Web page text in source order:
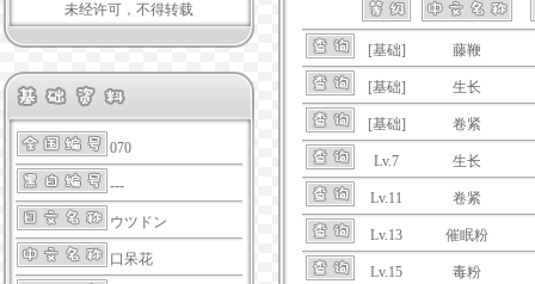
未经许可，不得转载
070
---
ウツドン
口呆花
[基础] 藤鞭
[基础] 生长
[基础] 卷紧
Lv.7 生长
Lv.11 卷紧
Lv.13 催眠粉
Lv.15 毒粉